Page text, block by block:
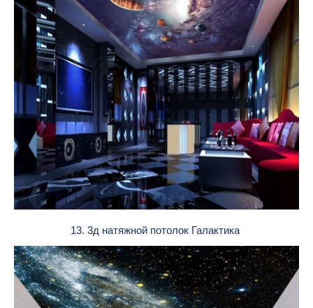
13. 3д натяжной потолок Галактика